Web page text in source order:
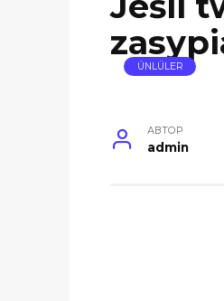
ÜNLÜLER
АВТОР
admin